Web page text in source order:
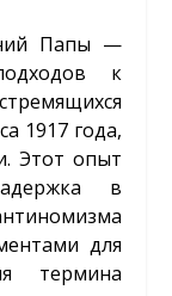
Папы —
к
1917 года,
Этот опыт
в
для
термина